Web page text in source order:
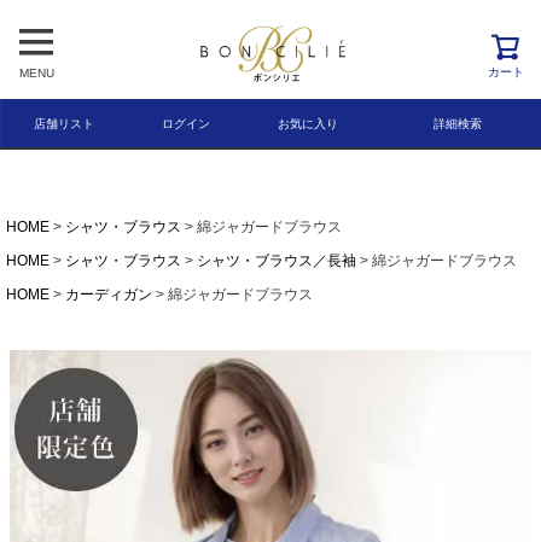
MENU カート
店舗リスト ログイン お気に入り 詳細検索
検索
HOME シャツ・ブラウス
綿ジャガードブラウス
HOME
シャツ・ブラウス シャツ・ブラウス／長袖
綿ジャガードブラウス
HOME
カーディガン 綿ジャガードブラウス